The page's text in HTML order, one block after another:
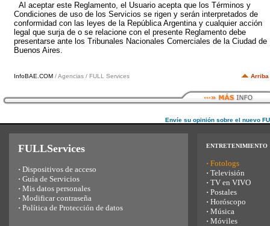
Al aceptar este Reglamento, el Usuario acepta que los Términos y
Condiciones de uso de los Servicios se rigen y serán interpretados de
conformidad con las leyes de la República Argentina y cualquier acción
legal que surja de o se relacione con el presente Reglamento debe
presentarse ante los Tribunales Nacionales Comerciales de la Ciudad de
Buenos Aires.
InfoBAE.COM / Agencias / FULL Services Arriba
Envíe su opinión sobre el nuevo
FULLServices
· Dispositivos de acceso
· Guía de Servicios
· Mis datos personales
· Modificar contraseña
· Política de Protección de datos
ENTRETENIMIENTO
· Fotologs
· Televisión
· TV en VIVO
· Postales
· Horóscopo
· Música
· Móviles